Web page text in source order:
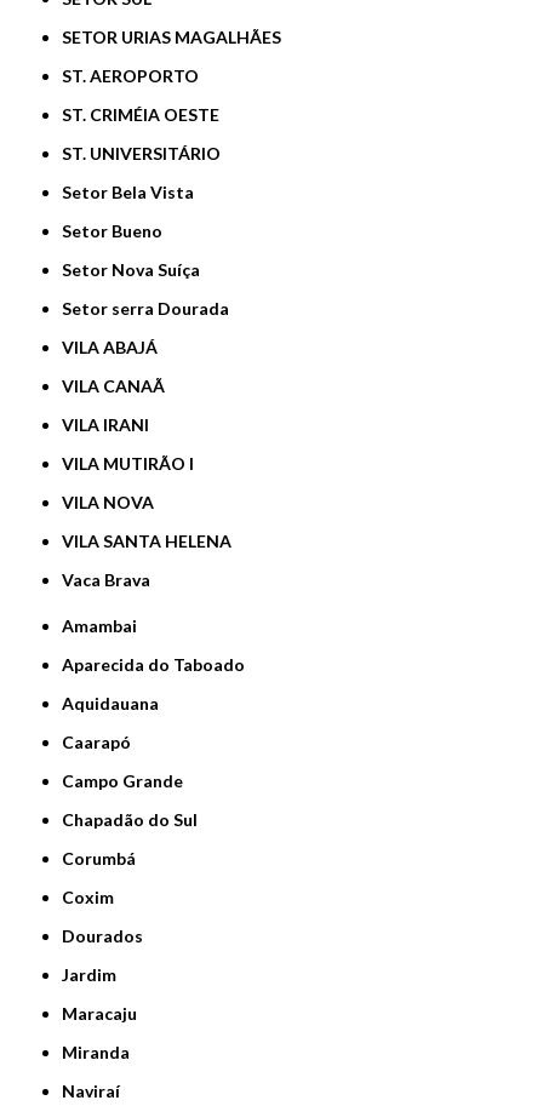
SETOR URIAS MAGALHÃES
ST. AEROPORTO
ST. CRIMÉIA OESTE
ST. UNIVERSITÁRIO
Setor Bela Vista
Setor Bueno
Setor Nova Suíça
Setor serra Dourada
VILA ABAJÁ
VILA CANAÃ
VILA IRANI
VILA MUTIRÃO I
VILA NOVA
VILA SANTA HELENA
Vaca Brava
Amambai
Aparecida do Taboado
Aquidauana
Caarapó
Campo Grande
Chapadão do Sul
Corumbá
Coxim
Dourados
Jardim
Maracaju
Miranda
Naviraí